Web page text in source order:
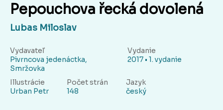
Pepouchova řecká dovolená
Lubas Miloslav
Vydavateľ
Pivrncova jedenáctka,
Smržovka
Vydanie
2017 • 1. vydanie
Illustrácie
Urban Petr
Počet strán
148
Jazyk
český